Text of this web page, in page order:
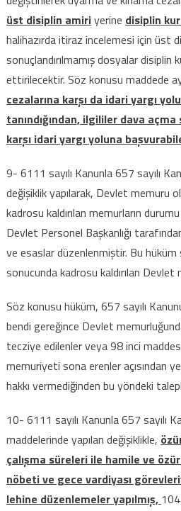
üst disiplin amiriyerine disiplin
halihazırda itiraz incelemesi için üst
sonuçlandırılmamış dosyalar disiplin
ettirilecektir. Söz konusu maddede
cezalarına karşı da idari yargı
tanındığından, ilgililer dava
karşı idari yargı yoluna
9- 6111 sayılı Kanunla 657 sayılı
değişiklik yapılarak, Devlet memuru
kadrosu kaldırılan memurların
Devlet Personel Başkanlığı
ve esaslar düzenlenmiştir. Bu
sonucunda kadrosu kaldırılan Devlet
Söz konusu hüküm, 657 sayılı
bendi gereğince Devlet
tecziye edilenler veya 98 inci
memuriyeti sona erenler açısından
hakkı vermediğinden bu yöndeki
10- 6111 sayılı Kanunla 657 sayılı
maddelerinde yapılan değişiklikle,
çalışma süreleri ile hamile ve
nöbeti ve gece vardiyası
lehine düzenlemeler yapılmış,